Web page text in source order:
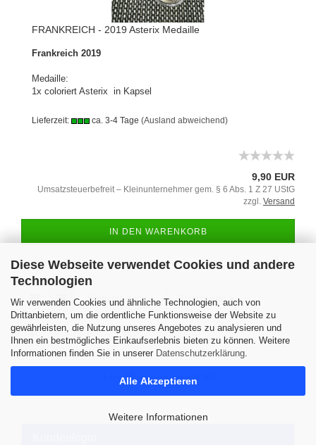
Diese Webseite verwendet Cookies und andere
Technologien
Wir verwenden Cookies und ähnliche Technologien, auch von
Drittanbietern, um die ordentliche Funktionsweise der Website zu
gewährleisten, die Nutzung unseres Angebotes zu analysieren und
Ihnen ein bestmögliches Einkaufserlebnis bieten zu können. Weitere
Informationen finden Sie in unserer Datenschutzerklärung.
Alle Akzeptieren
Weitere Informationen
FRANKREICH - 2019 Asterix Medaille
Frankreich 2019
Medaille:
1x coloriert Asterix in Kapsel
Lieferzeit: ca. 3-4 Tage (Ausland abweichend)
9,90 EUR
Umsatzsteuerbefreit – Kleinunternehmer gem. § 6 Abs. 1 Z 27 UStG
zzgl. Versand
IN DEN WARENKORB
Sortieren nach 50 pro Seite
1
bis30(von insgesamt